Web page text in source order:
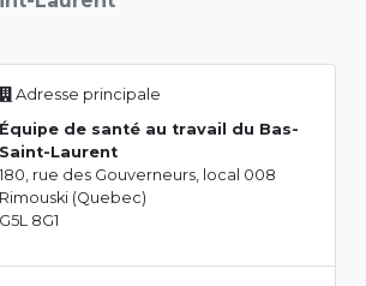
Adresse principale
Équipe de santé au travail du Bas-
Saint-Laurent
180, rue des Gouverneurs, local 008
Rimouski (Quebec)
G5L 8G1